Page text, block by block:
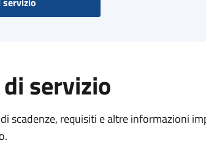
servizio
scadenze, requisiti e altre informazioni